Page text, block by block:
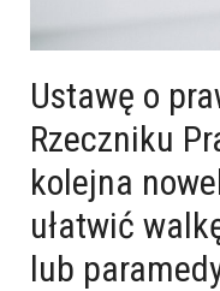
Ustawę o
Rzeczniku
kolejna
ułatwić
lub